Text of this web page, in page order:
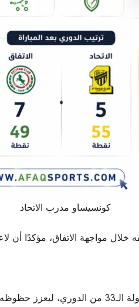
كونسيساو مدرب الاتحاد
خلال مواجهة الاتفاق، مؤكدًا أن